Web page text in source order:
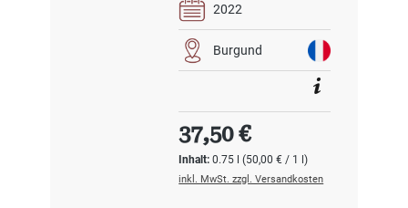
2022
Burgund
Inhalt:0.75 l(50,00 € / 1 l)
Regulärer Preis:
37,50 €
inkl. MwSt. zzgl. Versandkosten